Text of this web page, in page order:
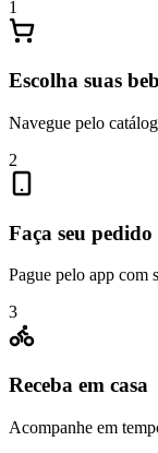
1
Escolha suas
Navegue pelo
2
Faça seu pedido
Pague pelo app com
3
Receba em casa
Acompanhe em